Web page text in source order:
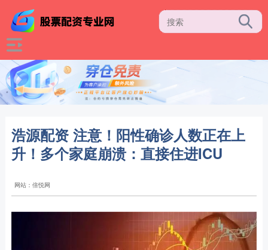
浩源配资 注意！阳性确诊人数正在上
升！多个家庭崩溃：直接住进ICU
网站：倍悦网